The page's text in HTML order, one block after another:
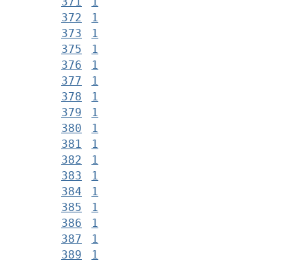
372
1
373
1
375
1
376
1
377
1
378
1
379
1
380
1
381
1
382
1
383
1
384
1
385
1
386
1
387
1
389
1